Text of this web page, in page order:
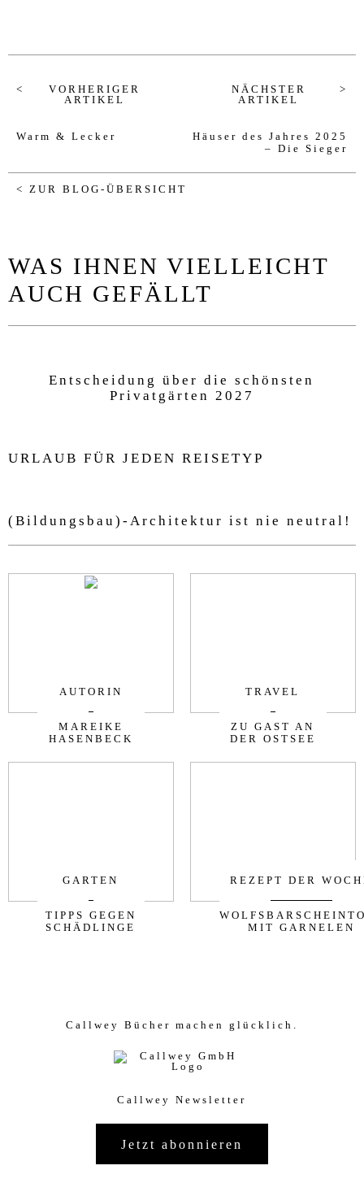
VORHERIGER
ARTIKEL
Warm & Lecker
NÄCHSTER
ARTIKEL
Häuser des Jahres 2025
– Die Sieger
< ZUR BLOG-ÜBERSICHT
WAS IHNEN VIELLEICHT
AUCH GEFÄLLT
Entscheidung über die schönsten
Privatgärten 2027
URLAUB FÜR JEDEN REISETYP
(Bildungsbau)-Architektur ist nie neutral!
AUTORIN
MAREIKE
HASENBECK
TRAVEL
ZU GAST AN
DER OSTSEE
GARTEN
TIPPS GEGEN
SCHÄDLINGE
REZEPT DER
MIT GARNELEN
Callwey Bücher machen glücklich.
Callwey Newsletter
Jetzt abonnieren